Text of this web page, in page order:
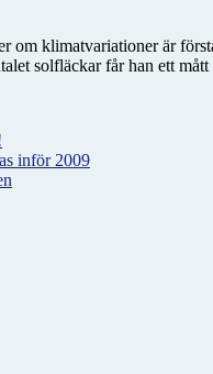
om klimatvariationer är
solfläckar får han ett
inför 2009